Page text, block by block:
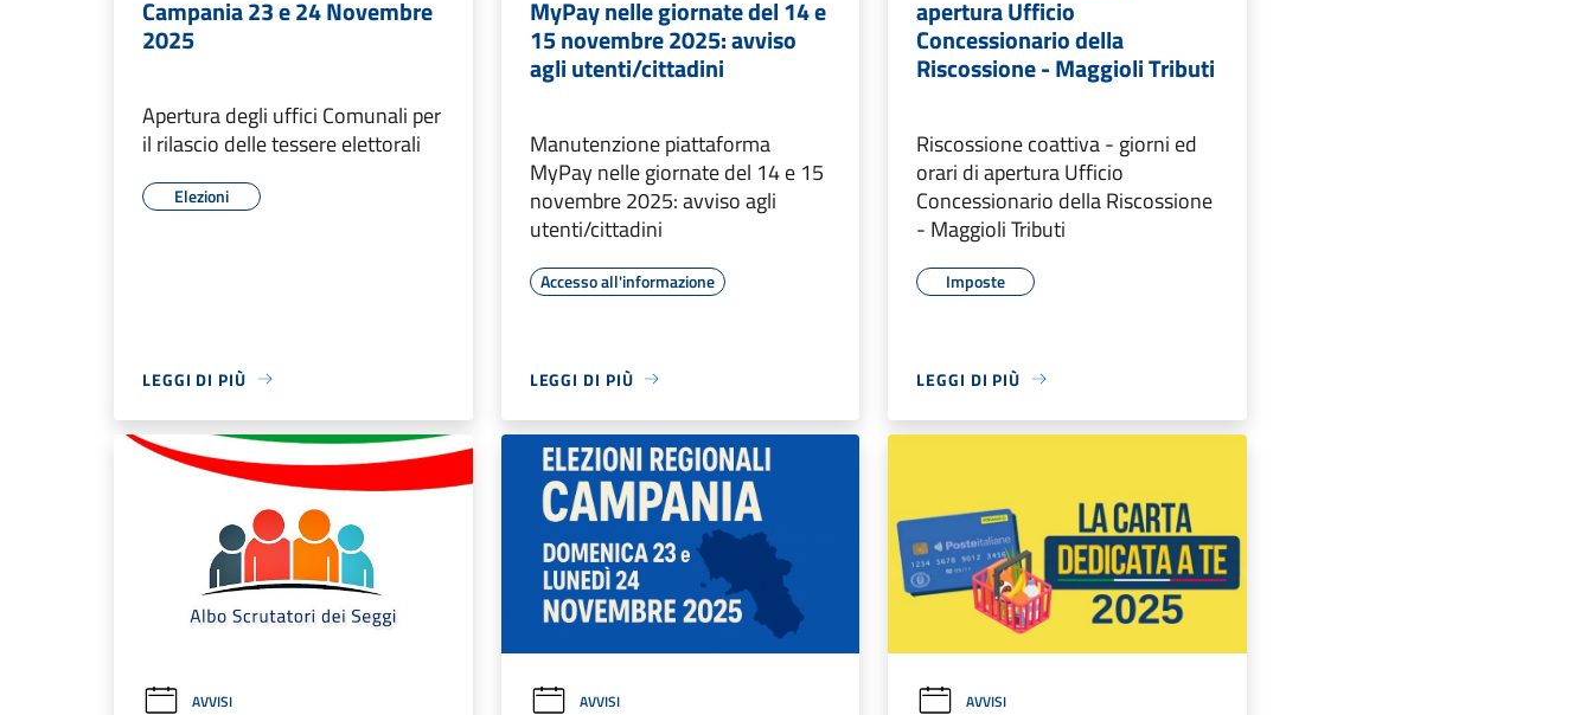
Campania 23 e 24 Novembre
2025
Apertura degli uffici Comunali per
il rilascio delle tessere elettorali
Elezioni
LEGGI DI PIÙ
MyPay nelle giornate del 14 e
15 novembre 2025: avviso
agli utenti/cittadini
Manutenzione piattaforma
MyPay nelle giornate del 14 e 15
novembre 2025: avviso agli
utenti/cittadini
Accesso all'informazione
LEGGI DI PIÙ
apertura Ufficio
Concessionario della
Riscossione - Maggioli Tributi
Riscossione coattiva - giorni ed
orari di apertura Ufficio
Concessionario della Riscossione
- Maggioli Tributi
Imposte
LEGGI DI PIÙ
AVVISI AVVISI AVVISI